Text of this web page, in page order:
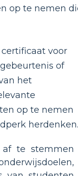
op te nemen
voor
of
het
op te nemen
herdenken.
af ​​te stemmen